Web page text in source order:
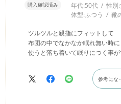
購入確認済み 年代:50代 性別:
体型:ふつう 靴
ツルツルと親指にフィットして
布団の中でなかなか眠れ無い時に
使うと落ち着いて眠りにつく事
参考にな